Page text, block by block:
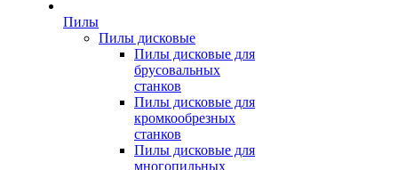
Пилы
Пилы дисковые
Пилы дисковые для
брусовальных
станков
Пилы дисковые для
кромкообрезных
станков
Пилы дисковые для
многопильных